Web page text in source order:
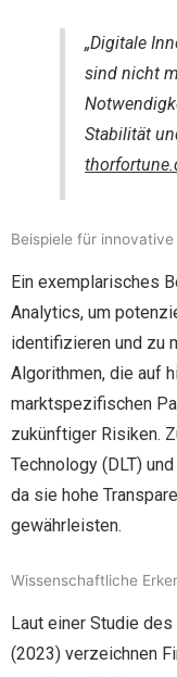
„Digitale
sind nicht
Stabilität
Beispiele für innovative
Ein exemplarisches
Analytics, um
identifizieren und zu
Algorithmen, die auf
marktspezifischen
zukünftiger Risiken.
Technology (DLT)
da sie hohe
gewährleisten.
Wissenschaftliche
Laut einer Studie des
(2023) verzeichnen